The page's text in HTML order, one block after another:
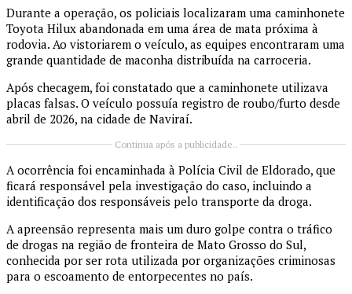
Durante a operação, os policiais localizaram uma caminhonete
Toyota Hilux abandonada em uma área de mata próxima à
rodovia. Ao vistoriarem o veículo, as equipes encontraram uma
grande quantidade de maconha distribuída na carroceria.
Após checagem, foi constatado que a caminhonete utilizava
placas falsas. O veículo possuía registro de roubo/furto desde
abril de 2026, na cidade de Naviraí.
Continua após a publicidade..
A ocorrência foi encaminhada à Polícia Civil de Eldorado, que
ficará responsável pela investigação do caso, incluindo a
identificação dos responsáveis pelo transporte da droga.
A apreensão representa mais um duro golpe contra o tráfico
de drogas na região de fronteira de Mato Grosso do Sul,
conhecida por ser rota utilizada por organizações criminosas
para o escoamento de entorpecentes no país.